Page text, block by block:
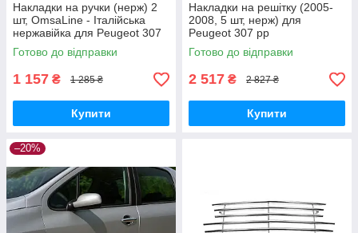
Накладки на ручки (нерж) 2
шт, OmsaLine - Італійська
нержавійка для Peugeot 307
2001-2008 рр
Готово до відправки
1 157 ₴ 1 285 ₴
Купити
Накладки на решітку (2005-
2008, 5 шт, нерж) для
Peugeot 307 рр
Готово до відправки
2 517 ₴ 2 827 ₴
Купити
–20%